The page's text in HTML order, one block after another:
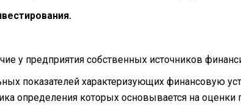
у предприятия собственных источников
показателей характеризующих финансовую
определения которых основывается на